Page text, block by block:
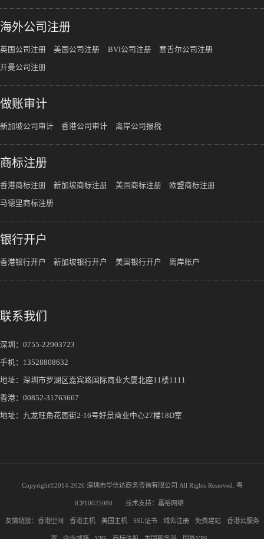
海外公司注册
英国公司注册 美国公司注册 BVI公司注册 塞舌尔公司注册
开曼公司注册
做账审计
新加坡公司审计 香港公司审计 离岸公司报税
商标注册
香港商标注册 新加坡商标注册 美国商标注册 欧盟商标注册
马德里商标注册
银行开户
香港银行开户 新加坡银行开户 美国银行开户 离岸账户
联系我们
深圳： 0755-22903723
手机： 13528808632
地址：深圳市罗湖区嘉宾路国际商业大厦北座11楼1111
香港：00852-31763667
地址：九龙旺角花园街2-16号好景商业中心27楼18D室
Copyright©2014-2026 深圳市华信达商务咨询有限公司 All Rights Reserved. 粤
ICP10025080 技术支持： 嘉裕网络
友情链接： 香港空间 香港主机 美国主机 SSL证书 域名注册 免费建站 香港云服务